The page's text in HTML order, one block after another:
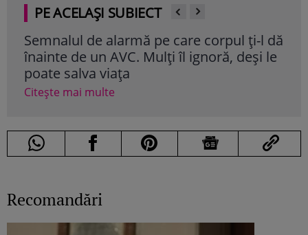
PE ACELAȘI SUBIECT
Semnalul de alarmă pe care corpul ți-l dă
înainte de un AVC. Mulți îl ignoră, deși le
poate salva viața
Citește mai multe
Recomandări